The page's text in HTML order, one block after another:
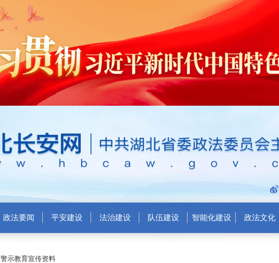
政法要闻 平安建设 法治建设 队伍建设 智能化建设 政法文化
警示教育宣传资料